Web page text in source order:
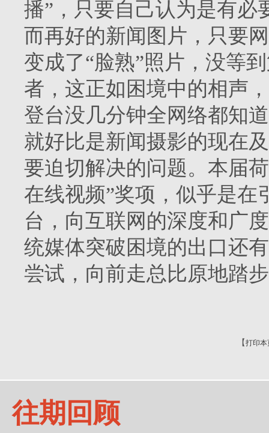
播”，只要自己认为是有必
而再好的新闻图片，只要
变成了“脸熟”照片，没等
者，这正如困境中的相声
登台没几分钟全网络都知
就好比是新闻摄影的现在
要迫切解决的问题。本届
在线视频”奖项，似乎是在
台，向互联网的深度和广
统媒体突破困境的出口还
尝试，向前走总比原地踏
【 打印本
往期回顾